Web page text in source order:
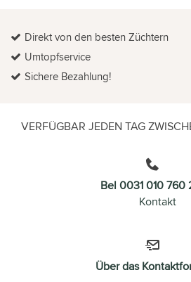
Direkt von den besten Züchtern
Umtopfservice
Sichere Bezahlung!
VERFÜGBAR JEDEN TAG
Bel 0031 010 760
Kontakt
Über das